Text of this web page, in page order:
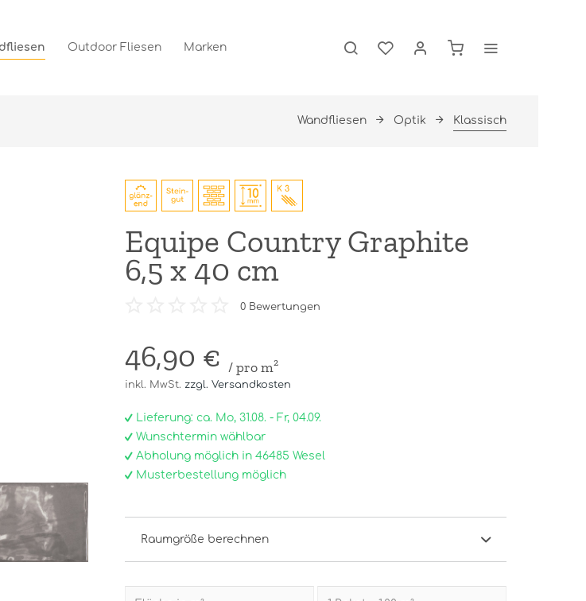
Outdoor Fliesen Marken
Wandfliesen Optik Klassisch
Equipe Country Graphite
6,5 x 40 cm
0Bewertungen
46,90 € / pro m²
inkl. MwSt. zzgl. Versandkosten
Lieferung: ca. Mo, 31.08. - Fr, 04.09.
Wunschtermin wählbar
Abholung möglich in 46485 Wesel
Musterbestellung möglich
Raumgröße berechnen